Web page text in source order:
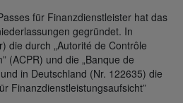
für Finanzdienstleister hat das
gegründet. In
die durch „Autorité de Contrôle
(ACPR) und die „Banque de
in Deutschland (Nr. 122635) die
Finanzdienstleistungsaufsicht”